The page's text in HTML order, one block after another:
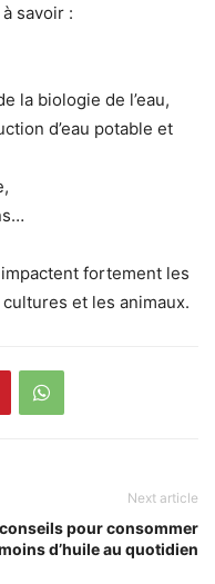
savoir :
la biologie de l’eau,
d’eau potable et
fortement les
et les animaux.
Next article
pour consommer
d’huile au quotidien